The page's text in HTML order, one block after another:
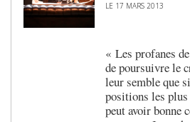
LE 17 MARS 2013
« Les profanes
de poursuivre le
leur semble que
positions les plus
peut avoir bonne